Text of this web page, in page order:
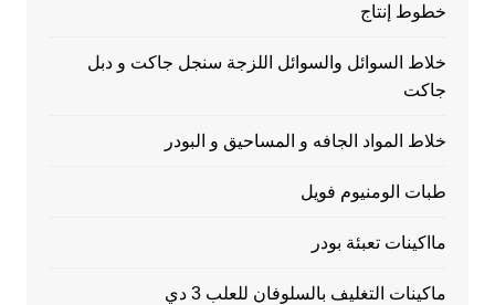
خطوط إنتاج
خلاط السوائل والسوائل اللزجة سنجل جاكت و دبل
جاكت
خلاط المواد الجافه و المساحيق و البودر
طبات الومنيوم فويل
مااكينات تعبئة بودر
ماكينات التغليف بالسلوفان للعلب 3 دي